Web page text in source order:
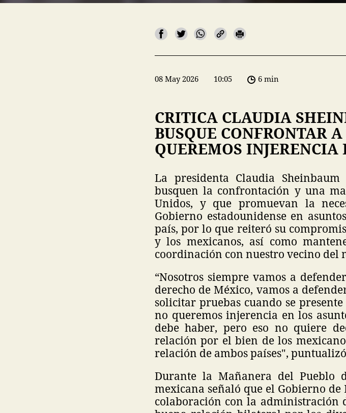
08 May 2026 10:05 6 min
CRITICA CLAUDIA
BUSQUE CONFRONTAR
QUEREMOS INJERENCIA
La presidenta Claudia
busquen la confrontación y una
Unidos, y que promuevan la
Gobierno estadounidense en
país, por lo que reiteró su
y los mexicanos, así como
coordinación con nuestro vecino del
“Nosotros siempre vamos a
derecho de México, vamos a
solicitar pruebas cuando se
no queremos injerencia en los
debe haber, pero eso no quiere
relación por el bien de los
relación de ambos países",
Durante la Mañanera del Pueblo
mexicana señaló que el Gobierno
colaboración con la administración